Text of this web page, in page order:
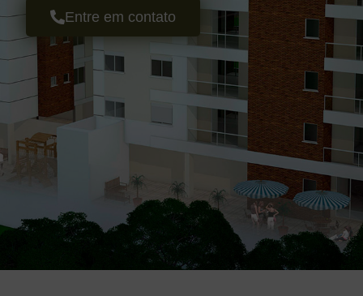
Entre em contato